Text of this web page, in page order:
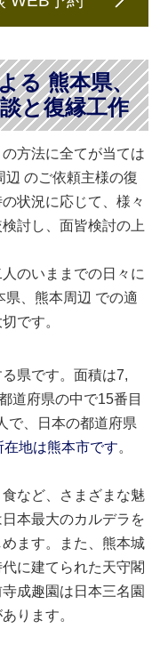
る 熊本県、
と復縁工作
方法に全てが当ては
辺 のご依頼主様の復
状況に応じて、様々
討し、面皆検討の上
のいままでの日々に
県、熊本周辺 での適
です。
県です。面積は7,
道府県の中で15番目
で、日本の都道府県
在地は熊本市です。
など、さまざまな魅
本最大のカルデラを
ます。また、熊本城
に建てられた天守閣
成趣園は日本三名園
ります。